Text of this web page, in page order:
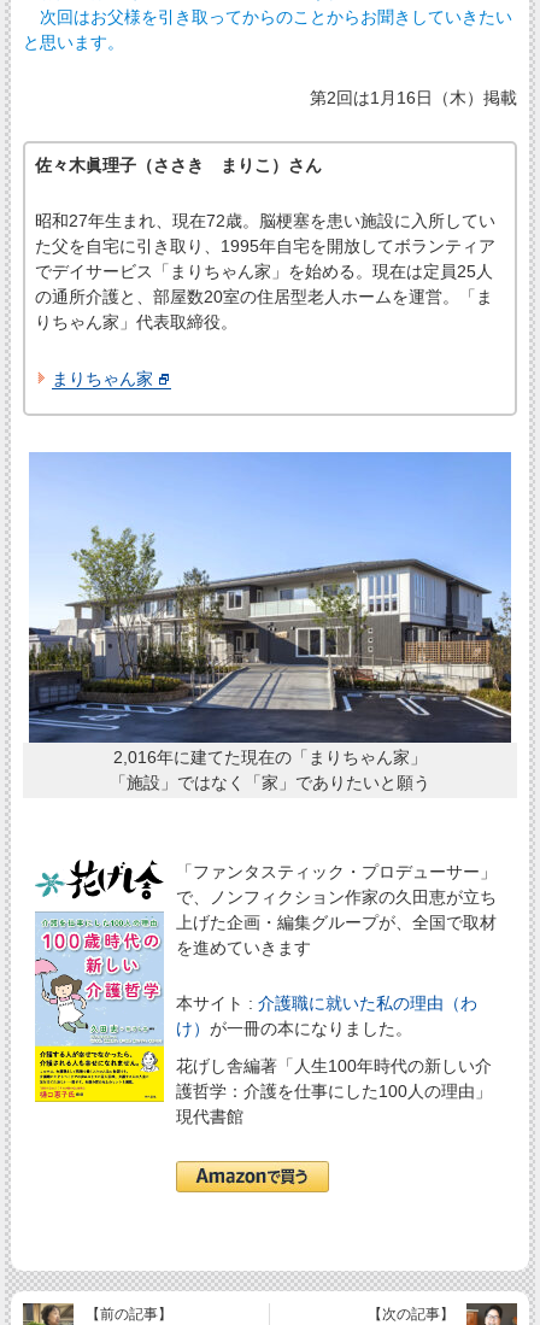
次回はお父様を引き取ってからのことからお聞きしていきたい
と思います。
第2回は1月16日（木）掲載
佐々木眞理子（ささき まりこ）さん
昭和27年生まれ、現在72歳。脳梗塞を患い施設に入所してい
た父を自宅に引き取り、1995年自宅を開放してボランティア
でデイサービス「まりちゃん家」を始める。現在は定員25人
の通所介護と、部屋数20室の住居型老人ホームを運営。「ま
りちゃん家」代表取締役。
まりちゃん家
2,016年に建てた現在の「まりちゃん家」
「施設」ではなく「家」でありたいと願う
「ファンタスティック・プロデューサー」
で、ノンフィクション作家の久田恵が立ち
上げた企画・編集グループが、全国で取材
を進めていきます
本サイト : 介護職に就いた私の理由（わ
け） が一冊の本になりました。
花げし舎編著「人生100年時代の新しい介
護哲学：介護を仕事にした100人の理由」
現代書館
【前の記事】 【次の記事】